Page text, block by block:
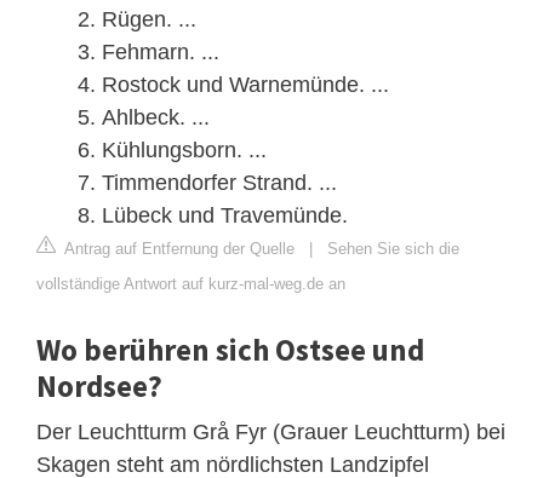
Rügen. ...
Fehmarn. ...
Rostock und Warnemünde. ...
Ahlbeck. ...
Kühlungsborn. ...
Timmendorfer Strand. ...
Lübeck und Travemünde.
Antrag auf Entfernung der Quelle | Sehen Sie sich die
vollständige Antwort auf kurz-mal-weg.de an
Wo berühren sich Ostsee und
Nordsee?
Der Leuchtturm Grå Fyr (Grauer Leuchtturm) bei
Skagen steht am nördlichsten Landzipfel